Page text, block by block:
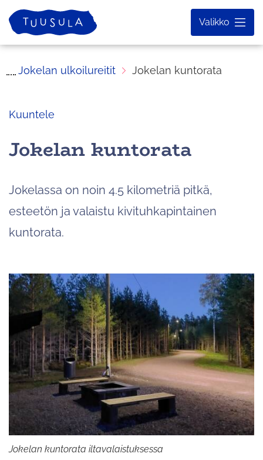
Siirry
sisältöön
Etusivu
Valikko
Jokelan ulkoilureitit Jokelan kuntorata
Kuuntele
Jokelan kuntorata
Jokelassa on noin 4.5 kilometriä pitkä,
esteetön ja valaistu kivituhkapintainen
kuntorata.
Jokelan kuntorata iltavalaistuksessa